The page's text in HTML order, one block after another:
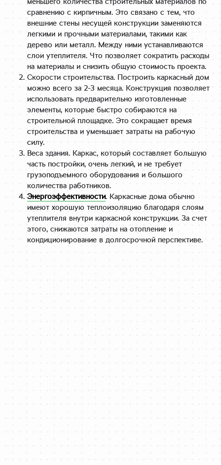
сравнению с кирпичным. Это связано с тем, что
внешние стены несущей конструкции заменяются
легкими и прочными материалами, такими как
дерево или металл. Между ними устанавливаются
слои утеплителя. Что позволяет сократить расходы
на материалы и снизить общую стоимость проекта.
Скорости строительства. Построить каркасный дом
можно всего за 2-3 месяца. Конструкция позволяет
использовать предварительно изготовленные
элементы, которые быстро собираются на
строительной площадке. Это сокращает время
строительства и уменьшает затраты на рабочую
силу.
Веса здания. Каркас, который составляет большую
часть постройки, очень легкий, и не требует
грузоподъемного оборудования и большого
количества работников.
Энергоэффективности. Каркасные дома обычно
имеют хорошую теплоизоляцию благодаря слоям
утеплителя внутри каркасной конструкции. За счет
этого, снижаются затраты на отопление и
кондиционирование в долгосрочной перспективе.